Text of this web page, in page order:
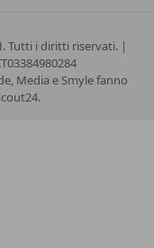
Tutti i diritti riservati. |
Media e Smyle fanno